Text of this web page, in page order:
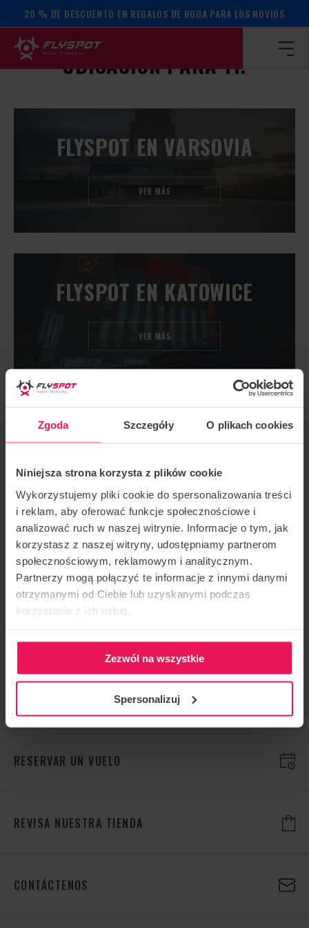
Zgoda Szczegóły O plikach cookies
Niniejsza strona korzysta z plików cookie
Wykorzystujemy pliki cookie do spersonalizowania treści
i reklam, aby oferować funkcje społecznościowe i
analizować ruch w naszej witrynie. Informacje o tym, jak
korzystasz z naszej witryny, udostępniamy partnerom
społecznościowym, reklamowym i analitycznym.
Partnerzy mogą połączyć te informacje z innymi danymi
otrzymanymi od Ciebie lub uzyskanymi podczas
korzystania z ich usług.
Zezwól na wszystkie
Spersonalizuj
20 % DE DESCUENTO EN REGALOS DE BODA PARA LOS NOVIOS
Página de inicio / Localizaciones
¡ENCUENTRA LA MEJOR
UBICACIÓN PARA TI!
FLYSPOT EN VARSOVIA
VER MÁS
FLYSPOT EN KATOWICE
VER MÁS
FLYSPOT EN WROCLAW
VER MÁS
FLYSPOT EN GDANSK
RESERVAR UN VUELO
REVISA NUESTRA TIENDA
CONTÁCTENOS